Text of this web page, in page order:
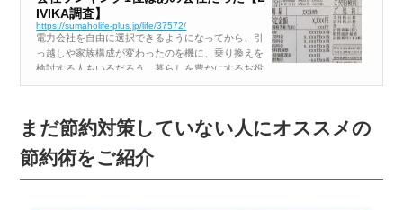
IVIKA調査】
https://sumaholife-plus.jp/life/37572/
電力会社を自由に選択できるようになってから、引
っ越しや家族構成が変わったのを機に、乗り換えを
検討する人もいるだろう。暮らしを豊かにするお役
立ち情報メディア「LIVIKA」では、2024年3月〜202
まだ節約対策していない人にオススメの
節約術をご紹介